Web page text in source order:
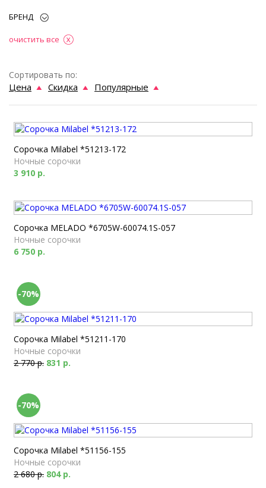
БРЕНД
очистить все
Сортировать по:
Цена Скидка Популярные
Сорочка Milabel *51213-172
Ночные сорочки
3 910 р.
Сорочка MELADO *6705W-60074.1S-057
Ночные сорочки
6 750 р.
-70%
Сорочка Milabel *51211-170
Ночные сорочки
2 770 р. 831 р.
-70%
Сорочка Milabel *51156-155
Ночные сорочки
2 680 р. 804 р.